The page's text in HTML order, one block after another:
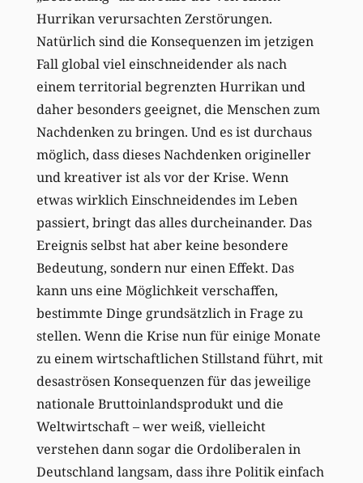
Hurrikan verursachten Zerstörungen.
Natürlich sind die Konsequenzen im jetzigen
Fall global viel einschneidender als nach
einem territorial begrenzten Hurrikan und
daher besonders geeignet, die Menschen zum
Nachdenken zu bringen. Und es ist durchaus
möglich, dass dieses Nachdenken origineller
und kreativer ist als vor der Krise. Wenn
etwas wirklich Einschneidendes im Leben
passiert, bringt das alles durcheinander. Das
Ereignis selbst hat aber keine besondere
Bedeutung, sondern nur einen Effekt. Das
kann uns eine Möglichkeit verschaffen,
bestimmte Dinge grundsätzlich in Frage zu
stellen. Wenn die Krise nun für einige Monate
zu einem wirtschaftlichen Stillstand führt, mit
desaströsen Konsequenzen für das jeweilige
nationale Bruttoinlandsprodukt und die
Weltwirtschaft – wer weiß, vielleicht
verstehen dann sogar die Ordoliberalen in
Deutschland langsam, dass ihre Politik einfach